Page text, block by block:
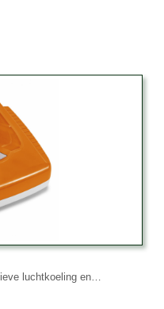
luchtkoeling en…